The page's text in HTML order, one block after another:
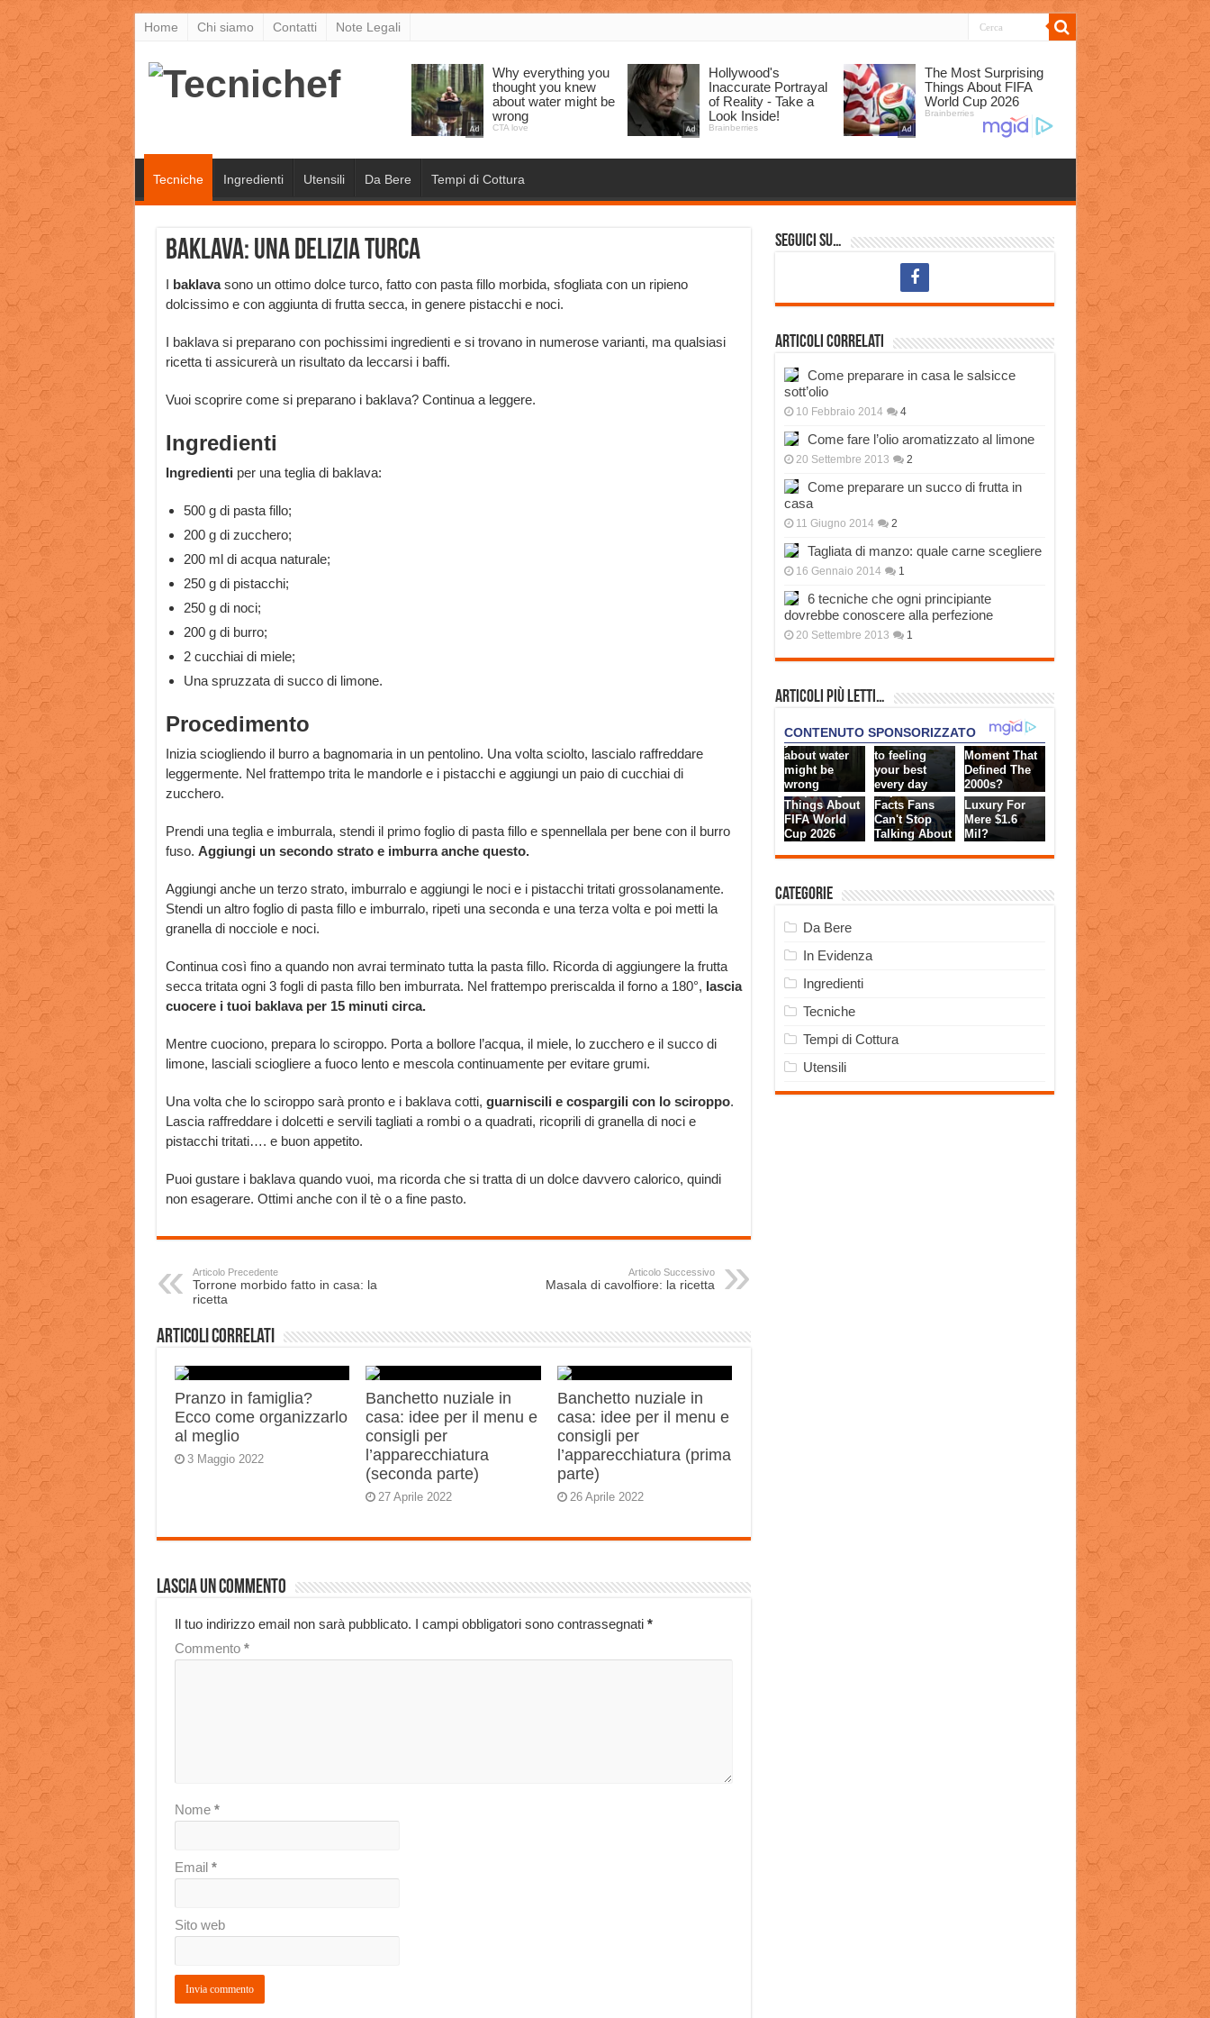
Home Chi siamo Contatti Note Legali
Tecniche Ingredienti Utensili Da Bere Tempi di Cottura
Baklava: una delizia turca
I baklavasono un ottimo dolce turco, fatto con pasta fillo morbida, sfogliata con un ripieno
dolcissimo e con aggiunta di frutta secca, in genere pistacchi e noci.
I baklava si preparano con pochissimi ingredienti e si trovano in numerose varianti, ma qualsiasi
ricetta ti assicurerà un risultato da leccarsi i baffi.
Vuoi scoprire come si preparano i baklava? Continua a leggere.
Ingredienti
Ingredienti per una teglia di baklava:
500 g di pasta fillo;
200 g di zucchero;
200 ml di acqua naturale;
250 g di pistacchi;
250 g di noci;
200 g di burro;
2 cucchiai di miele;
Una spruzzata di succo di limone.
Procedimento
Inizia sciogliendo il burro a bagnomaria in un pentolino. Una volta sciolto, lascialo raffreddare
leggermente. Nel frattempo trita le mandorle e i pistacchi e aggiungi un paio di cucchiai di
zucchero.
Prendi una teglia e imburrala, stendi il primo foglio di pasta fillo e spennellala per bene con il burro
fuso. Aggiungi un secondo strato e imburra anche questo.
Aggiungi anche un terzo strato, imburralo e aggiungi le noci e i pistacchi tritati grossolanamente.
Stendi un altro foglio di pasta fillo e imburralo, ripeti una seconda e una terza volta e poi metti la
granella di nocciole e noci.
Continua così fino a quando non avrai terminato tutta la pasta fillo. Ricorda di aggiungere la frutta
secca tritata ogni 3 fogli di pasta fillo ben imburrata. Nel frattempo preriscalda il forno a 180°, lascia
cuocere i tuoi baklava per 15 minuti circa.
Mentre cuociono, prepara lo sciroppo. Porta a bollore l’acqua, il miele, lo zucchero e il succo di
limone, lasciali sciogliere a fuoco lento e mescola continuamente per evitare grumi.
Una volta che lo sciroppo sarà pronto e i baklava cotti, guarniscili e cospargili con lo sciroppo.
Lascia raffreddare i dolcetti e servili tagliati a rombi o a quadrati, ricoprili di granella di noci e
pistacchi tritati…. e buon appetito.
Puoi gustare i baklava quando vuoi, ma ricorda che si tratta di un dolce davvero calorico, quindi
non esagerare. Ottimi anche con il tè o a fine pasto.
Articolo Precedente
Torrone morbido fatto in casa: la
ricetta
Articolo Successivo
Masala di cavolfiore: la ricetta
Articoli correlati
Pranzo in famiglia?
Ecco come organizzarlo
al meglio
3 Maggio 2022
Banchetto nuziale in
casa: idee per il menu e
consigli per
l’apparecchiatura
(seconda parte)
27 Aprile 2022
Banchetto nuziale in
casa: idee per il menu e
consigli per
l’apparecchiatura (prima
parte)
26 Aprile 2022
Lascia un commento
Il tuo indirizzo email non sarà pubblicato. I campi obbligatori sono contrassegnati *
Commento *
Nome *
Email *
Sito web
Seguici su…
Articoli correlati
Come preparare in casa le salsicce
sott’olio
10 Febbraio 2014 4
Come fare l’olio aromatizzato al limone
20 Settembre 2013 2
Come preparare un succo di frutta in
casa
11 Giugno 2014 2
Tagliata di manzo: quale carne scegliere
16 Gennaio 2014 1
6 tecniche che ogni principiante
dovrebbe conoscere alla perfezione
20 Settembre 2013 1
Articoli più Letti…
Categorie
Da Bere
In Evidenza
Ingredienti
Tecniche
Tempi di Cottura
Utensili